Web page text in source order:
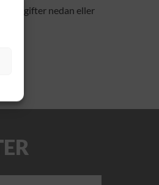
nedan eller